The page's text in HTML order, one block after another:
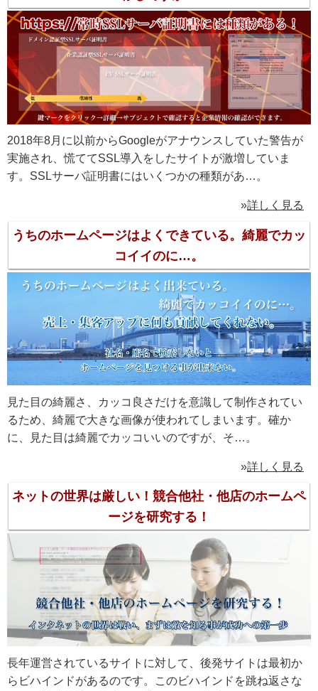
2018年8月に以前からGoogleがアナウンスしていた警告が
実施され、慌ててSSL導入をしたサイトが激増していま
す。SSLサーバ証明書にはいくつかの種類があ…。
»詳しく見る
うちのホームページはよくできている。綺麗でカッ
コイイのに…。
見た目の綺麗さ、カッコ良さだけを意識して制作されてい
るため、綺麗で大きな画像が使われてしまいます。確か
に、見た目は綺麗でカッコいいのですが、そ…。
»詳しく見る
ネットの世界は厳しい！競合他社・他店のホームペ
ージを研究する！
長年運営されているサイトに対して、後発サイトは最初か
らビハインドがあるのです。このビハインドを跳ね返さな